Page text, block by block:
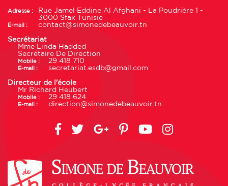
Adresse :
Rue Jamel Eddine Al Afghani - La Poudrière 1 -
3000 Sfax Tunisie
E-mail : contact@simonedebeauvoir.tn
Secrétariat
Mme Linda Hadded
Secrétaire De Direction
Mobile : 29 418 710
E-mail : secretariat.esdb@gmail.com
Directeur de l'école
Mr Richard Heubert
Mobile : 29 418 624
E-mail : direction@simonedebeauvoir.tn